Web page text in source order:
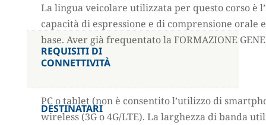
La lingua veicolare utilizzata per questo corso è
capacità di espressione e di comprensione
base. Aver già frequentato la FORMAZIONE
REQUISITI DI
CONNETTIVITÀ
PC o tablet (non è consentito l’utilizzo di
wireless (3G o 4G/LTE). La larghezza di banda
DESTINATARI